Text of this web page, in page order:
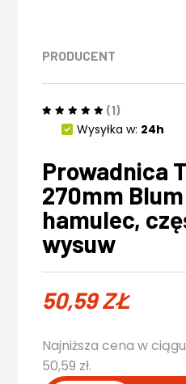
PRODUCENT
(1)
Wysyłka w: 24h
Prowadnica
270mm
hamulec,
wysuw
50,59ZŁ
Najniższa cena w
50,59 zł.